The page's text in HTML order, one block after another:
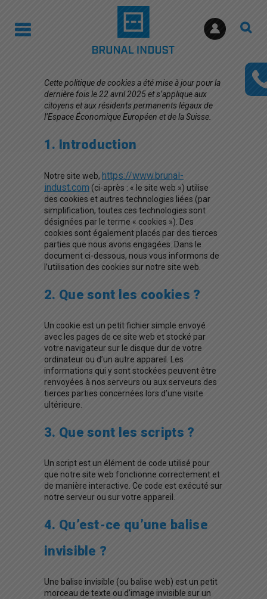
Cette politique de cookies a été mise à jour pour la
dernière fois le 22 avril 2025 et s’applique aux
citoyens et aux résidents permanents légaux de
l’Espace Économique Européen et de la Suisse.
1. Introduction
Notre site web, https://www.brunal-
indust.com (ci-après : « le site web ») utilise
des cookies et autres technologies liées (par
simplification, toutes ces technologies sont
désignées par le terme « cookies »). Des
cookies sont également placés par des tierces
parties que nous avons engagées. Dans le
document ci-dessous, nous vous informons de
l’utilisation des cookies sur notre site web.
2. Que sont les cookies ?
Un cookie est un petit fichier simple envoyé
avec les pages de ce site web et stocké par
votre navigateur sur le disque dur de votre
ordinateur ou d’un autre appareil. Les
informations qui y sont stockées peuvent être
renvoyées à nos serveurs ou aux serveurs des
tierces parties concernées lors d’une visite
ultérieure.
3. Que sont les scripts ?
Un script est un élément de code utilisé pour
que notre site web fonctionne correctement et
de manière interactive. Ce code est exécuté sur
notre serveur ou sur votre appareil.
4. Qu’est-ce qu’une balise
invisible ?
Une balise invisible (ou balise web) est un petit
morceau de texte ou d’image invisible sur un